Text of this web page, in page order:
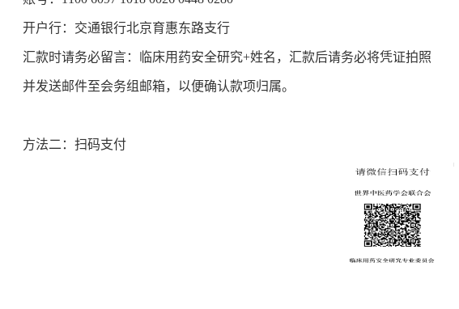
开户行：交通银行北京育惠东路支行
汇款时请务必留言：临床用药安全研究+姓名，汇款后请务必将凭证拍照
并发送邮件至会务组邮箱，以便确认款项归属。
方法二：扫码支付